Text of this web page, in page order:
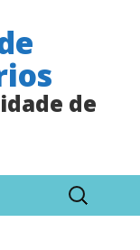
de
Pesquisar
por: